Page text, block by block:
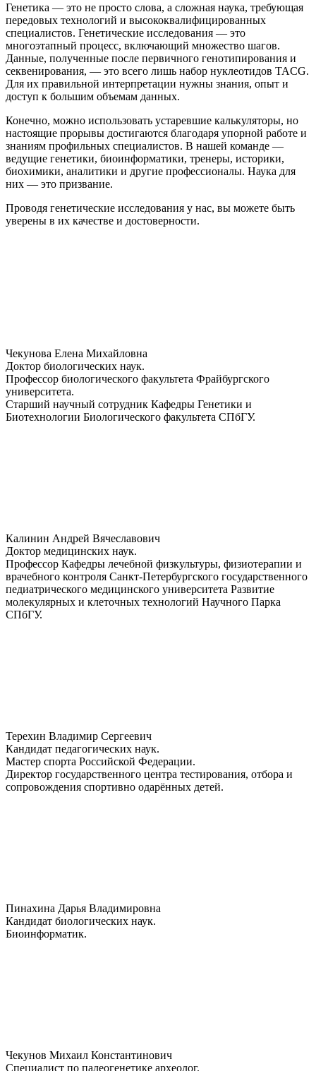
Генетика — это не просто слова, а сложная наука, требующая
передовых технологий и высококвалифицированных
специалистов. Генетические исследования — это
многоэтапный процесс, включающий множество шагов.
Данные, полученные после первичного генотипирования и
секвенирования, — это всего лишь набор нуклеотидов TACG.
Для их правильной интерпретации нужны знания, опыт и
доступ к большим объемам данных.
Конечно, можно использовать устаревшие калькуляторы, но
настоящие прорывы достигаются благодаря упорной работе и
знаниям профильных специалистов. В нашей команде —
ведущие генетики, биоинформатики, тренеры, историки,
биохимики, аналитики и другие профессионалы. Наука для
них — это призвание.
Проводя генетические исследования у нас, вы можете быть
уверены в их качестве и достоверности.
Чекунова Елена Михайловна
Доктор биологических наук.
Профессор биологического факультета Фрайбургского
университета.
Старший научный сотрудник Кафедры Генетики и
Биотехнологии Биологического факультета СПбГУ.
Калинин Андрей Вячеславович
Доктор медицинских наук.
Профессор Кафедры лечебной физкультуры, физиотерапии и
врачебного контроля Санкт-Петербургского государственного
педиатрического медицинского университета Развитие
молекулярных и клеточных технологий Научного Парка
СПбГУ.
Терехин Владимир Сергеевич
Кандидат педагогических наук.
Мастер спорта Российской Федерации.
Директор государственного центра тестирования, отбора и
сопровождения спортивно одарённых детей.
Пинахина Дарья Владимировна
Кандидат биологических наук.
Биоинформатик.
Чекунов Михаил Константинович
Специалист по палеогенетике археолог.